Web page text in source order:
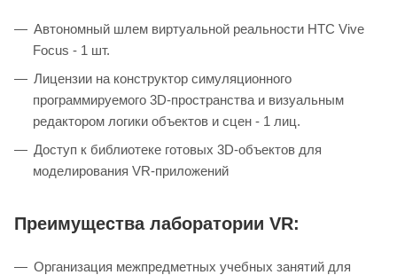
Автономный шлем виртуальной реальности HTC Vive
Focus - 1 шт.
Лицензии на конструктор симуляционного
программируемого 3D-пространства и визуальным
редактором логики объектов и сцен - 1 лиц.
Доступ к библиотеке готовых 3D-объектов для
моделирования VR-приложений
Преимущества лаборатории VR:
Организация межпредметных учебных занятий для